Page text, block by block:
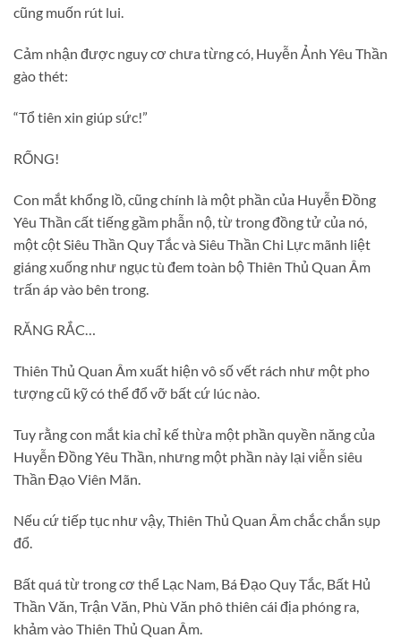
cũng muốn rút lui.
Cảm nhận được nguy cơ chưa từng có, Huyễn Ảnh Yêu Thần
gào thét:
“Tổ tiên xin giúp sức!”
RỐNG!
Con mắt khổng lồ, cũng chính là một phần của Huyễn Đồng
Yêu Thần cất tiếng gầm phẫn nộ, từ trong đồng tử của nó,
một cột Siêu Thần Quy Tắc và Siêu Thần Chi Lực mãnh liệt
giáng xuống như ngục tù đem toàn bộ Thiên Thủ Quan Âm
trấn áp vào bên trong.
RĂNG RẮC…
Thiên Thủ Quan Âm xuất hiện vô số vết rách như một pho
tượng cũ kỹ có thể đổ vỡ bất cứ lúc nào.
Tuy rằng con mắt kia chỉ kế thừa một phần quyền năng của
Huyễn Đồng Yêu Thần, nhưng một phần này lại viễn siêu
Thần Đạo Viên Mãn.
Nếu cứ tiếp tục như vậy, Thiên Thủ Quan Âm chắc chắn sụp
đổ.
Bất quá từ trong cơ thể Lạc Nam, Bá Đạo Quy Tắc, Bất Hủ
Thần Văn, Trận Văn, Phù Văn phô thiên cái địa phóng ra,
khảm vào Thiên Thủ Quan Âm.